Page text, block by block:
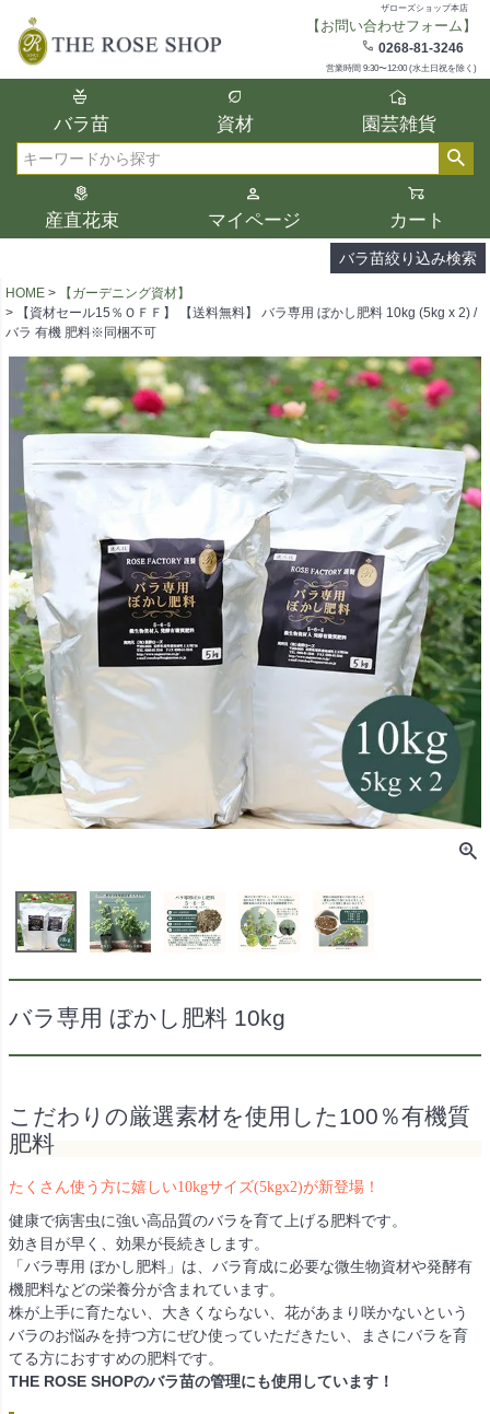
ザローズショップ本店
【お問い合わせフォーム】
0268-81-3246
営業時間 9:30〜12:00 (水土日祝を除く)
バラ苗 資材 園芸雑貨
産直花束 マイページ カート
バラ苗絞り込み検索
在庫
在庫ありのみ表示
検索
複数の条件を選択して絞り込み検索が可能
選択した項目全てに該当する品種のみ検索
結果に表示されます。
タイプ、カラー、ブランドなどは1つずつ選
択してください。
HOME
【ガーデニング資材】
【資材セール15％ＯＦＦ】 【送料無料】 バラ専用 ぼかし肥料 10kg (5kg x 2) /
バラ 有機 肥料※同梱不可
バラ専用 ぼかし肥料 10kg
こだわりの厳選素材を使用した100％有機質
肥料
たくさん使う方に嬉しい10kgサイズ(5kgx2)が新登場！
健康で病害虫に強い高品質のバラを育て上げる肥料です。
効き目が早く、効果が長続きします。
「バラ専用 ぼかし肥料」は、バラ育成に必要な微生物資材や発酵有
機肥料などの栄養分が含まれています。
株が上手に育たない、大きくならない、花があまり咲かないという
バラのお悩みを持つ方にぜひ使っていただきたい、まさにバラを育
てる方におすすめの肥料です。
THE ROSE SHOPのバラ苗の管理にも使用しています！